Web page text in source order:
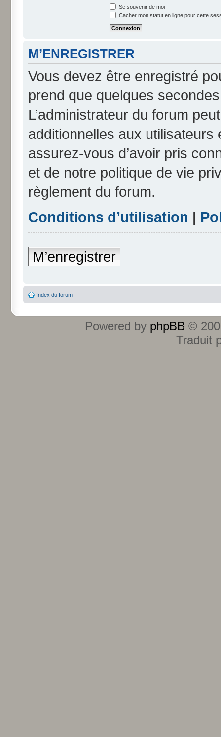
Se souvenir de moi
Cacher mon statut en ligne pour cette
M’ENREGISTRER
Vous devez être enregistré
prend que quelques
L’administrateur du forum
additionnelles aux
assurez-vous d’avoir pris
et de notre politique de vie
règlement du forum.
Conditions d’utilisation |
M’enregistrer
Index du forum
Powered by phpBB ©
Traduit